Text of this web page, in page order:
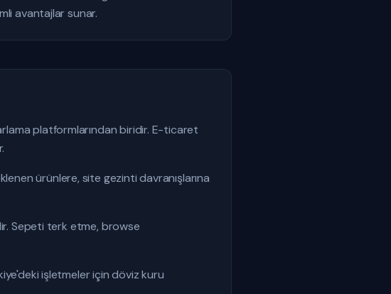
avantajlar sunar.
platformlarından biridir. E-ticaret
ürünlere, site gezinti davranışlarına
Sepeti terk etme, browse
işletmeler için döviz kuru